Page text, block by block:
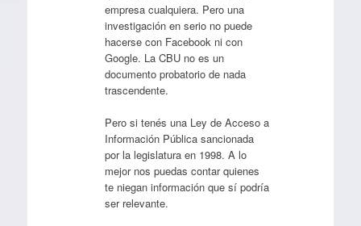
empresa cualquiera. Pero una
investigación en serio no puede
hacerse con Facebook ni con
Google. La CBU no es un
documento probatorio de nada
trascendente.
Pero si tenés una Ley de Acceso a
Información Pública sancionada
por la legislatura en 1998. A lo
mejor nos puedas contar quienes
te niegan información que sí podría
ser relevante.